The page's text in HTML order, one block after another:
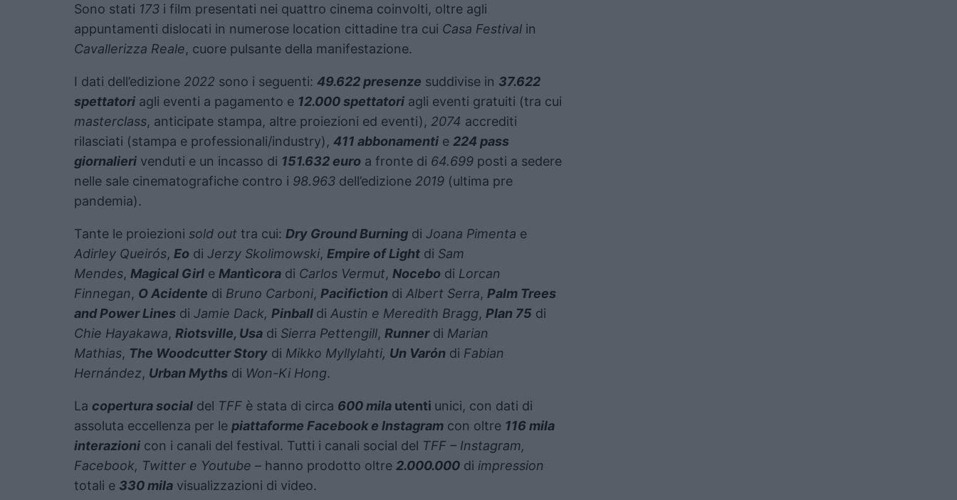
Sono stati 173 i film presentati nei quattro cinema coinvolti, oltre agli
appuntamenti dislocati in numerose location cittadine tra cui Casa Festival in
Cavallerizza Reale, cuore pulsante della manifestazione.
I dati dell’edizione 2022 sono i seguenti: 49.622 presenze suddivise in 37.622
spettatori agli eventi a pagamento e 12.000 spettatori agli eventi gratuiti (tra cui
masterclass, anticipate stampa, altre proiezioni ed eventi), 2074 accrediti
rilasciati (stampa e professionali/industry), 411 abbonamenti e 224 pass
giornalieri venduti e un incasso di 151.632 euro a fronte di 64.699 posti a sedere
nelle sale cinematografiche contro i 98.963 dell’edizione 2019 (ultima pre
pandemia).
Tante le proiezioni sold out tra cui: Dry Ground Burning di Joana Pimenta e
Adirley Queirós, Eo di Jerzy Skolimowski, Empire of Light di Sam
Mendes, Magical Girl e Mantìcora di Carlos Vermut, Nocebo di Lorcan
Finnegan, O Acidente di Bruno Carboni, Pacifiction di Albert Serra, Palm Trees
and Power Lines di Jamie Dack, Pinball di Austin e Meredith Bragg, Plan 75 di
Chie Hayakawa, Riotsville, Usa di Sierra Pettengill, Runnerdi Marian
Mathias, The Woodcutter Story di Mikko Myllylahti, Un Varón di Fabian
Hernández, Urban Myths di Won-Ki Hong.
La copertura social del TFF è stata di circa 600 mila utenti unici, con dati di
assoluta eccellenza per le piattaforme Facebook e Instagram con oltre 116 mila
interazioni con i canali del festival. Tutti i canali social del TFF – Instagram,
Facebook, Twitter e Youtube – hanno prodotto oltre 2.000.000 di impression
totali e 330 mila visualizzazioni di video.